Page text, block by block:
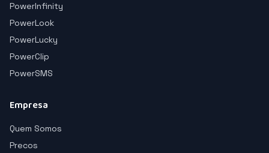
PowerInfinity
PowerLook
PowerLucky
PowerClip
PowerSMS
Empresa
Quem Somos
Precos